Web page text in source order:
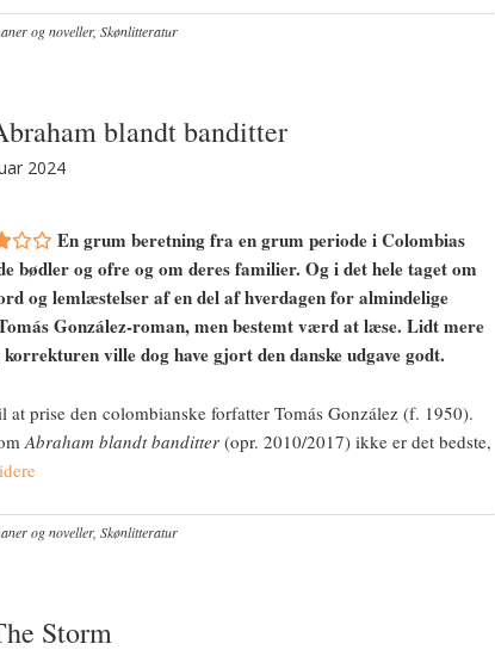
og noveller, Skønlitteratur
blandt banditter
2024
En grum beretning fra en grum periode i Colombias
bødler og ofre og om deres familier. Og i det hele taget om
og lemlæstelser af en del af hverdagen for almindelige
González-roman, men bestemt værd at læse. Lidt mere
ville dog have gjort den danske udgave godt.
at prise den colombianske forfatter Tomás González (f. 1950).
Abraham blandt banditter (opr. 2010/2017) ikke er det bedste,
og noveller, Skønlitteratur
Storm